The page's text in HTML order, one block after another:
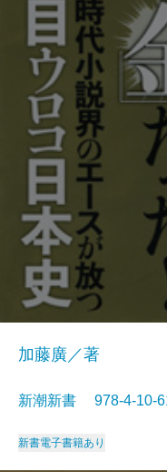
加藤廣／著
新潮新書 978-4-10-
新書電子書籍あり